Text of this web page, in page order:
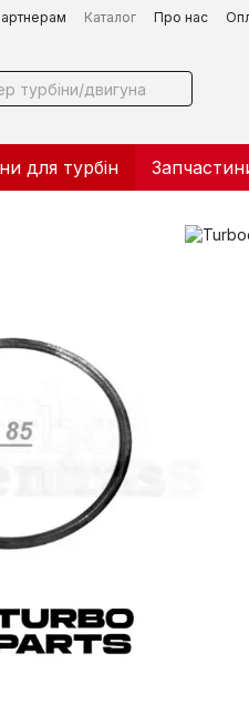
Каталог Про нас
для турбін